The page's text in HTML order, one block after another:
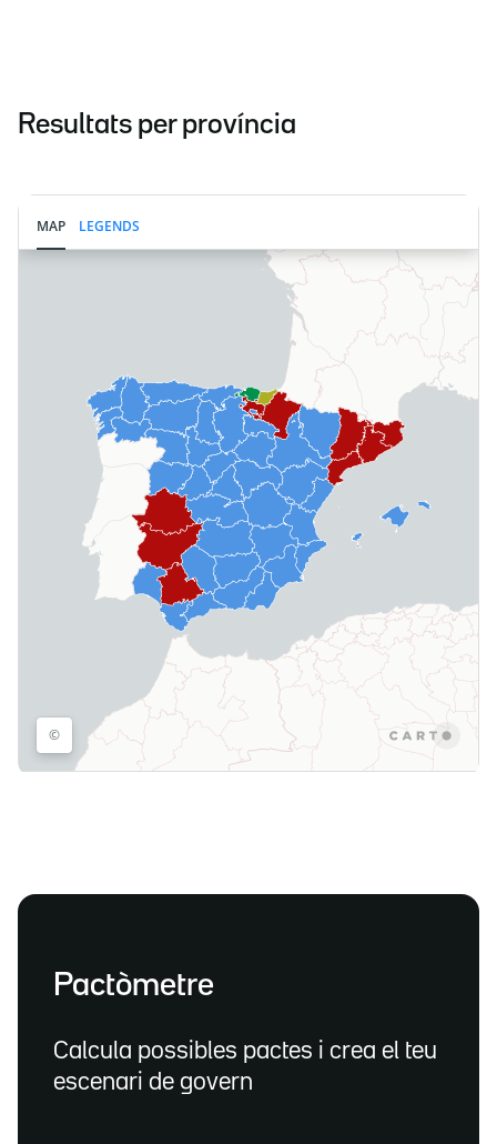
Resultats per província
Pactòmetre
Calcula possibles pactes i crea el teu
escenari de govern